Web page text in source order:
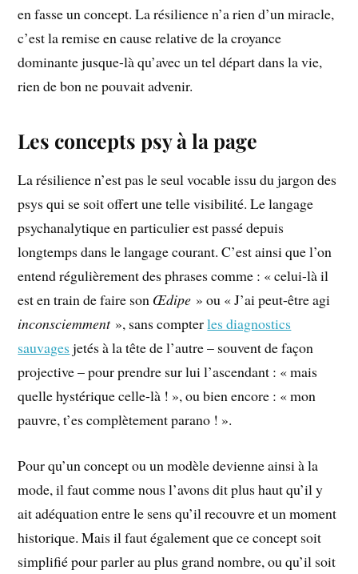
en fasse un concept. La résilience n’a rien d’un miracle,
c’est la remise en cause relative de la croyance
dominante jusque-là qu’avec un tel départ dans la vie,
rien de bon ne pouvait advenir.
Les concepts psy à la page
La résilience n’est pas le seul vocable issu du jargon des
psys qui se soit offert une telle visibilité. Le langage
psychanalytique en particulier est passé depuis
longtemps dans le langage courant. C’est ainsi que l’on
entend régulièrement des phrases comme : « celui-là il
est en train de faire sonŒdipe » ou « J’ai peut-être agi
inconsciemment », sans compterles diagnostics
sauvages jetés à la tête de l’autre – souvent de façon
projective – pour prendre sur lui l’ascendant : « mais
quelle hystérique celle-là ! », ou bien encore : « mon
pauvre, t’es complètement parano ! ».
Pour qu’un concept ou un modèle devienne ainsi à la
mode, il faut comme nous l’avons dit plus haut qu’il y
ait adéquation entre le sens qu’il recouvre et un moment
historique. Mais il faut également que ce concept soit
simplifié pour parler au plus grand nombre, ou qu’il soit